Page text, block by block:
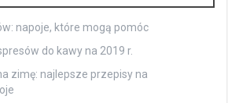
napoje, które mogą pomóc
do kawy na 2019 r.
zimę: najlepsze przepisy na